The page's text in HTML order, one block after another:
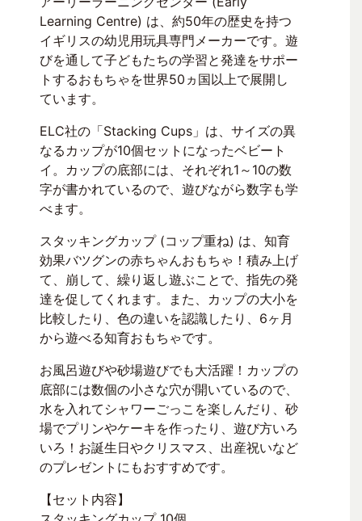
Learning Centre) は、約50年の歴史を持つ
イギリスの幼児用玩具専門メーカーです。遊
びを通して子どもたちの学習と発達をサポー
トするおもちゃを世界50ヵ国以上で展開し
ています。
ELC社の「Stacking Cups」は、サイズの異
なるカップが10個セットになったベビート
イ。カップの底部には、それぞれ1～10の数
字が書かれているので、遊びながら数字も学
べます。
スタッキングカップ (コップ重ね) は、知育
効果バツグンの赤ちゃんおもちゃ！積み上げ
て、崩して、繰り返し遊ぶことで、指先の発
達を促してくれます。また、カップの大小を
比較したり、色の違いを認識したり、6ヶ月
から遊べる知育おもちゃです。
お風呂遊びや砂場遊びでも大活躍！カップの
底部には数個の小さな穴が開いているので、
水を入れてシャワーごっこを楽しんだり、砂
場でプリンやケーキを作ったり、遊び方いろ
いろ！お誕生日やクリスマス、出産祝いなど
のプレゼントにもおすすめです。
【セット内容】